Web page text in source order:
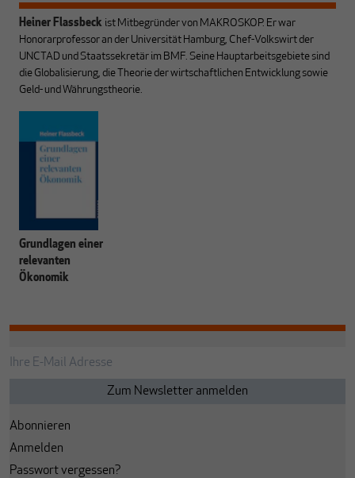
Heiner Flassbeck ist Mitbegründer von MAKROSKOP. Er war
Honorarprofessor an der Universität Hamburg, Chef-Volkswirt der
UNCTAD und Staatssekretär im BMF. Seine Hauptarbeitsgebiete sind
die Globalisierung, die Theorie der wirtschaftlichen Entwicklung sowie
Geld- und Währungstheorie.
Grundlagen einer
relevanten
Ökonomik
Abonnieren
Anmelden
Passwort vergessen?